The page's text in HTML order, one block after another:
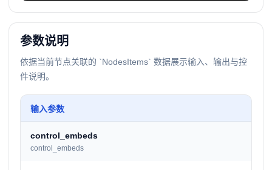
参数说明
依据当前节点关联的 `NodesItems` 数据展示输入、输出与控
件说明。
输入参数
control_embeds
control_embeds